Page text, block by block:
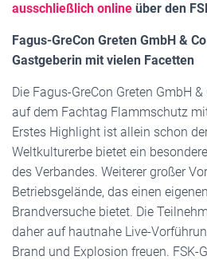
ausschließlich online über den
Fagus-GreCon Greten GmbH &
Gastgeberin mit vielen Facetten
Die Fagus-GreCon Greten GmbH
auf dem Fachtag Flammschutz
Erstes Highlight ist allein schon
Weltkulturerbe bietet ein
des Verbandes. Weiterer großer
Betriebsgelände, das einen
Brandversuche bietet. Die
daher auf hautnahe Live-
Brand und Explosion freuen. FSK-